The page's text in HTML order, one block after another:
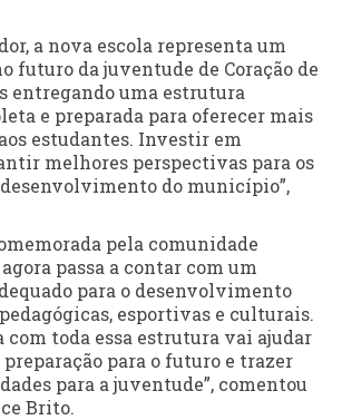
a nova escola representa um
futuro da juventude de Coração de
entregando uma estrutura
e preparada para oferecer mais
estudantes. Investir em
melhores perspectivas para os
do município”,
pela comunidade
passa a contar com um
para o desenvolvimento
esportivas e culturais.
com toda essa estrutura vai ajudar
para o futuro e trazer
para a juventude”, comentou
Brito.